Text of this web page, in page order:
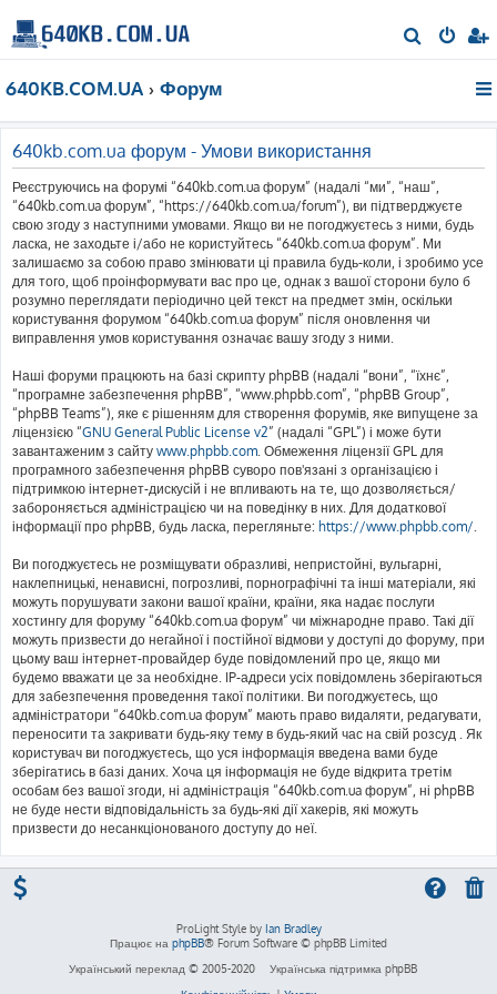
о
640KB.COM.UA Форум
640kb.com.ua форум - Умови використання
Реєструючись на форумі “640kb.com.ua форум” (надалі “ми”, “наш”,
“640kb.com.ua форум”, “https://640kb.com.ua/forum”), ви підтверджуєте
свою згоду з наступними умовами. Якщо ви не погоджуєтесь з ними, будь
ласка, не заходьте і/або не користуйтесь “640kb.com.ua форум”. Ми
залишаємо за собою право змінювати ці правила будь-коли, і зробимо усе
для того, щоб проінформувати вас про це, однак з вашої сторони було б
розумно переглядати періодично цей текст на предмет змін, оскільки
користування форумом “640kb.com.ua форум” після оновлення чи
виправлення умов користування означає вашу згоду з ними.
Наші форуми працюють на базі скрипту phpBB (надалі “вони”, “їхнє”,
“програмне забезпечення phpBB”, “www.phpbb.com”, “phpBB Group”,
“phpBB Teams”), яке є рішенням для створення форумів, яке випущене за
ліцензією “GNU General Public License v2” (надалі “GPL”) і може бути
завантаженим з сайту www.phpbb.com. Обмеження ліцензії GPL для
програмного забезпечення phpBB суворо пов'язані з організацією і
підтримкою інтернет-дискусій і не впливають на те, що дозволяється/
забороняється адміністрацією чи на поведінку в них. Для додаткової
інформації про phpBB, будь ласка, перегляньте: https://www.phpbb.com/.
Ви погоджуєтесь не розміщувати образливі, непристойні, вульгарні,
наклепницькі, ненависні, погрозливі, порнографічні та інші матеріали, які
можуть порушувати закони вашої країни, країни, яка надає послуги
хостингу для форуму “640kb.com.ua форум” чи міжнародне право. Такі дії
можуть призвести до негайної і постійної відмови у доступі до форуму, при
цьому ваш інтернет-провайдер буде повідомлений про це, якщо ми
будемо вважати це за необхідне. IP-адреси усіх повідомлень зберігаються
для забезпечення проведення такої політики. Ви погоджуєтесь, що
адміністратори “640kb.com.ua форум” мають право видаляти, редагувати,
переносити та закривати будь-яку тему в будь-який час на свій розсуд . Як
користувач ви погоджуєтесь, що уся інформація введена вами буде
зберігатись в базі даних. Хоча ця інформація не буде відкрита третім
особам без вашої згоди, ні адміністрація “640kb.com.ua форум”, ні phpBB
не буде нести відповідальність за будь-які дії хакерів, які можуть
призвести до несанкціонованого доступу до неї.
ProLight Style by Ian Bradley
Працює на phpBB® Forum Software © phpBB Limited
Український переклад © 2005-2020
Українська підтримка phpBB